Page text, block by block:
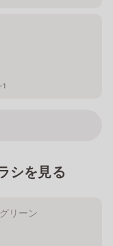
1
シを見る
リーン